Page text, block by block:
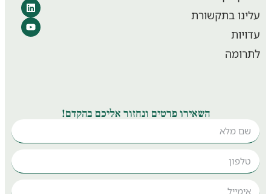
השאירו פרטים ונחזור אליכם בהקדם!
בתקשורת